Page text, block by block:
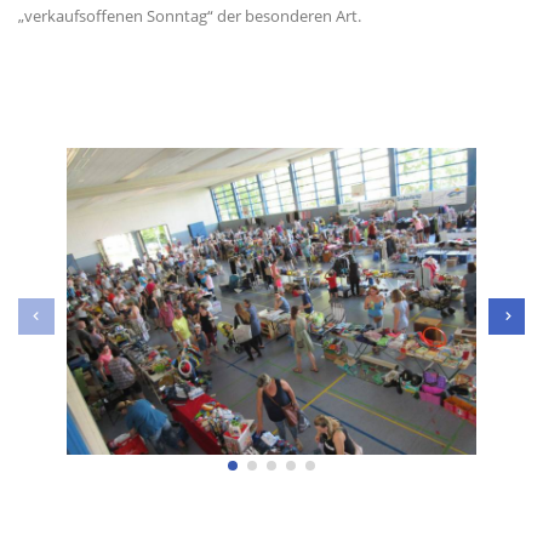
„verkaufsoffenen Sonntag“ der besonderen Art.